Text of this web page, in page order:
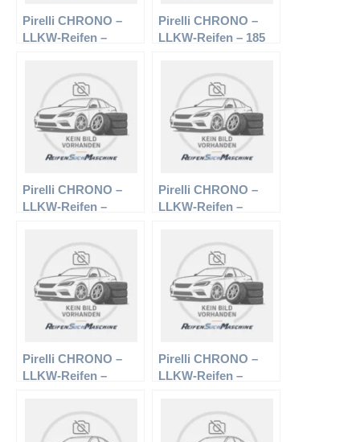
Pirelli CHRONO –
LLKW-Reifen –
Pirelli CHRONO –
LLKW-Reifen – 185
Pirelli CHRONO –
LLKW-Reifen –
Pirelli CHRONO –
LLKW-Reifen –
Pirelli CHRONO –
LLKW-Reifen –
Pirelli CHRONO –
LLKW-Reifen –